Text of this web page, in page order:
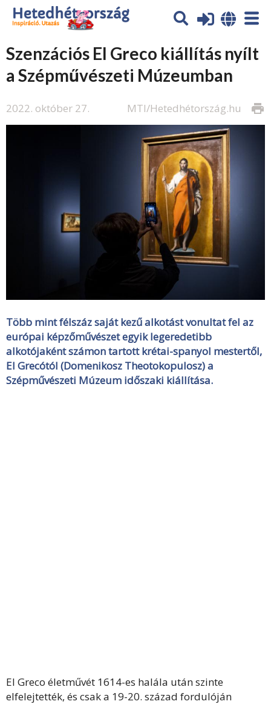
Szenzációs El Greco kiállítás nyílt
a Szépművészeti Múzeumban
2022. október 27. print
MTI/Hetedhétország.hu
Több mint félszáz saját kezű alkotást vonultat fel az
európai képzőművészet egyik legeredetibb
alkotójaként számon tartott krétai-spanyol mestertől,
El Grecótól (Domenikosz Theotokopulosz) a
Szépművészeti Múzeum időszaki kiállítása.
El Greco életművét 1614-es halála után szinte
elfelejtették, és csak a 19-20. század fordulóján